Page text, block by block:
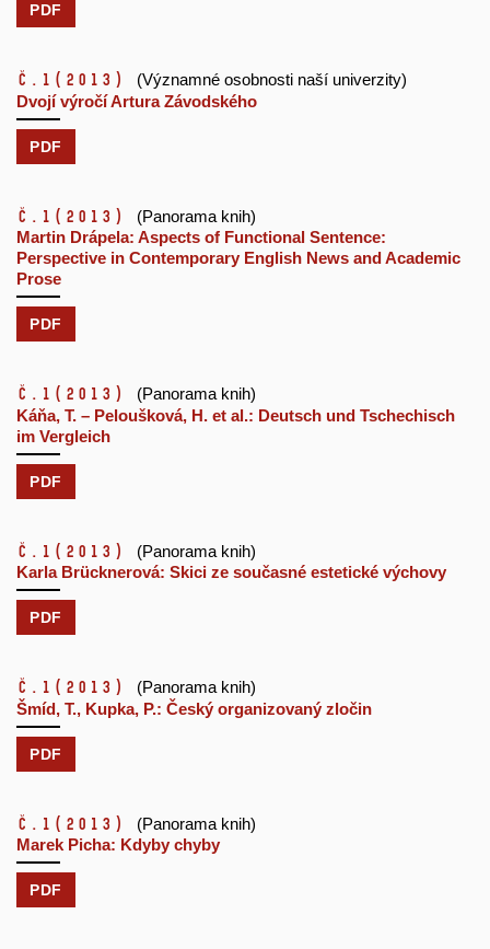
PDF
č.1 (2013)
(Významné osobnosti naší univerzity)
Dvojí výročí Artura Závodského
PDF
č.1 (2013)
(Panorama knih)
Martin Drápela: Aspects of Functional Sentence:
Perspective in Contemporary English News and Academic
Prose
PDF
č.1 (2013)
(Panorama knih)
Káňa, T. – Peloušková, H. et al.: Deutsch und Tschechisch
im Vergleich
PDF
č.1 (2013)
(Panorama knih)
Karla Brücknerová: Skici ze současné estetické výchovy
PDF
č.1 (2013)
(Panorama knih)
Šmíd, T., Kupka, P.: Český organizovaný zločin
PDF
č.1 (2013)
(Panorama knih)
Marek Picha: Kdyby chyby
PDF